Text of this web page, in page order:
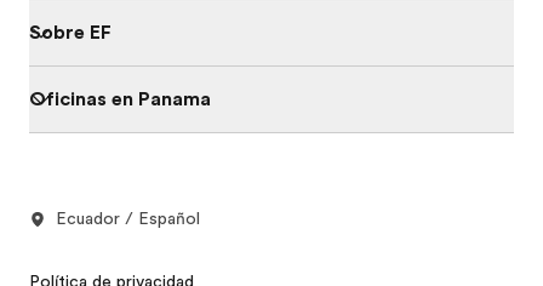
Sobre EF
Oficinas en Panama
Ecuador / Español
Política de privacidad